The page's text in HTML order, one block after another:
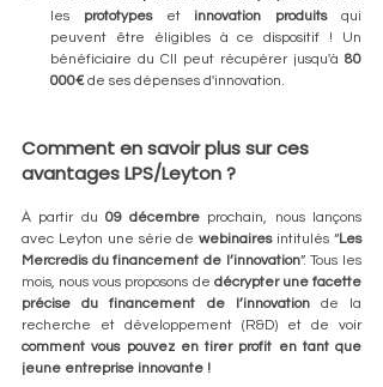
les prototypes et innovation produits qui
peuvent être éligibles à ce dispositif ! Un
bénéficiaire du CII peut récupérer jusqu'à 80
000€ de ses dépenses d'innovation.
Comment en savoir plus sur ces
avantages LPS/Leyton ?
À partir du 09 décembre prochain, nous lançons
avec Leyton une série de webinaires intitulés “Les
Mercredis du financement de l’innovation”. Tous les
mois, nous vous proposons de décrypter une facette
précise du financement de l’innovation de la
recherche et développement (R&D) et de voir
comment vous pouvez en tirer profit en tant que
jeune entreprise innovante !